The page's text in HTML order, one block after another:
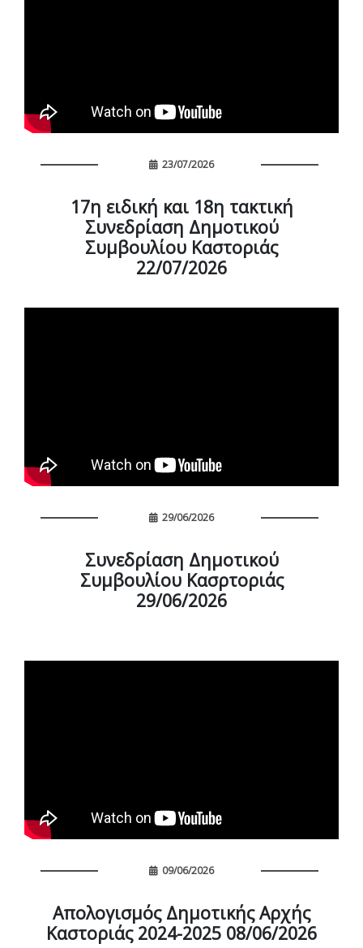
23/07/2026
17η ειδική και 18η τακτική
Συνεδρίαση Δημοτικού
Συμβουλίου Καστοριάς
22/07/2026
29/06/2026
Συνεδρίαση Δημοτικού
Συμβουλίου Κασρτοριάς
29/06/2026
09/06/2026
Απολογισμός Δημοτικής Αρχής
Καστοριάς 2024-2025 08/06/2026